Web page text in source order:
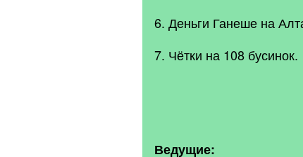
6. Деньги Ганеше на
7. Чётки на 108 бусинок.
Ведущие: